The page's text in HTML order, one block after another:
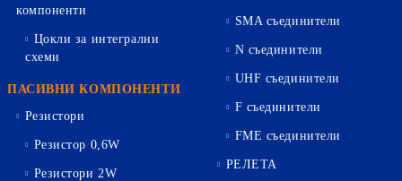
компоненти
Цокли за интегрални
схеми
ПАСИВНИ КОМПОНЕНТИ
Резистори
Резистор 0,6W
Резистори 2W
SMA съединители
N съединители
UHF съединители
F съединители
FME съединители
РЕЛЕТА